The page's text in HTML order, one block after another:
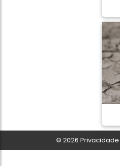
© 2026 Privacidade